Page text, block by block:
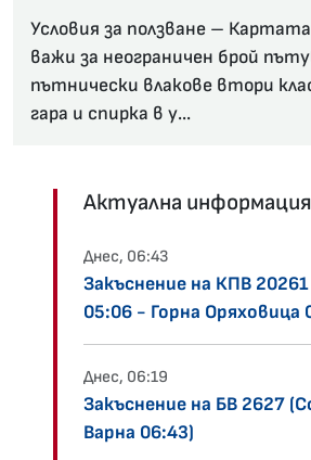
Условия за ползване –
важи за неограничен брой
пътнически влакове втори
гара и спирка в у...
Актуална информация
Днес, 06:43
Закъснение на КПВ
05:06 - Горна Оряховица
Днес, 06:19
Закъснение на БВ 2627
Варна 06:43)